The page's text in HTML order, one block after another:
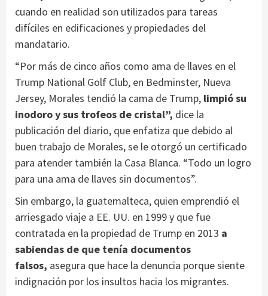
cuando en realidad son utilizados para tareas
difíciles en edificaciones y propiedades del
mandatario.
“Por más de cinco años como ama de llaves en el
Trump National Golf Club, en Bedminster, Nueva
Jersey, Morales tendió la cama de Trump, limpió su
inodoro y sus trofeos de cristal”, dice la
publicación del diario, que enfatiza que debido al
buen trabajo de Morales, se le otorgó un certificado
para atender también la Casa Blanca. “Todo un logro
para una ama de llaves sin documentos”.
Sin embargo, la guatemalteca, quien emprendió el
arriesgado viaje a EE. UU. en 1999 y que fue
contratada en la propiedad de Trump en 2013 a
sabiendas de que tenía documentos
falsos, asegura que hace la denuncia porque siente
indignación por los insultos hacia los migrantes.